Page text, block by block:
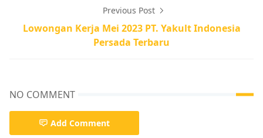
Previous Post
Lowongan Kerja Mei 2023 PT. Yakult Indonesia
Persada Terbaru
NO COMMENT
Add Comment